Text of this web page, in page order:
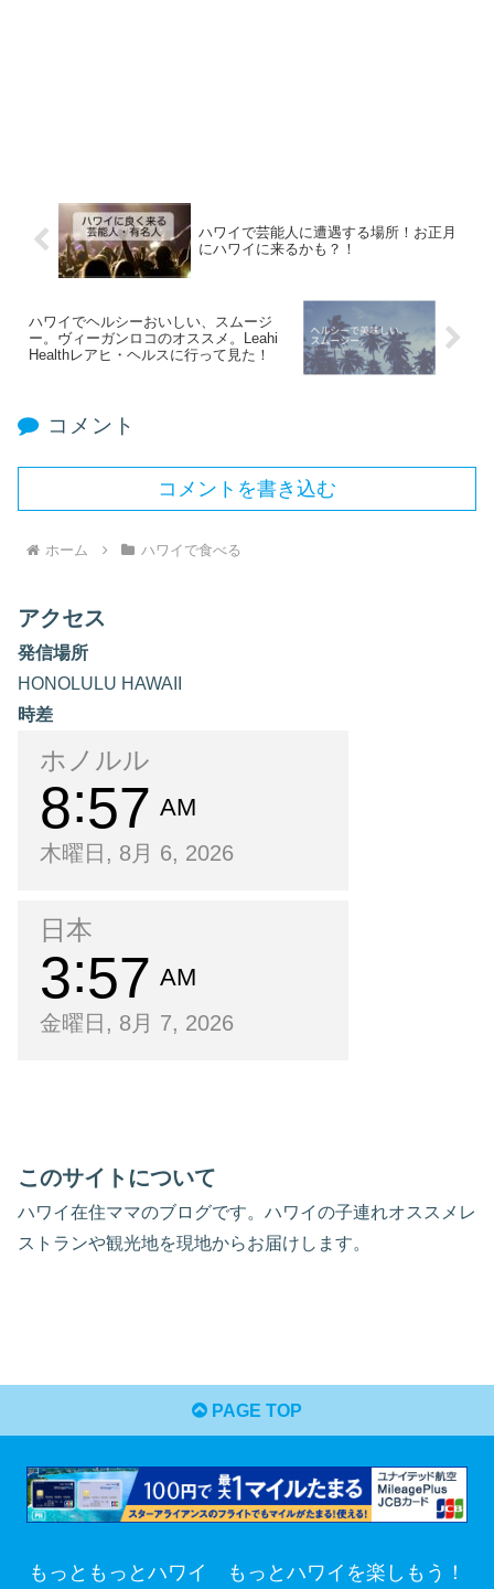
ハワイで芸能人に遭遇する場所！お正月
にハワイに来るかも？！
ハワイでヘルシーおいしい、スムージ
ー。ヴィーガンロコのオススメ。Leahi
Healthレアヒ・ヘルスに行って見た！
コメント
コメントを書き込む
ホーム ハワイで食べる
アクセス
発信場所
HONOLULU HAWAII
時差
ホノルル
8 57 AM
木曜日, 8月 6, 2026
日本
3 57 AM
金曜日, 8月 7, 2026
このサイトについて
ハワイ在住ママのブログです。ハワイの子連れオススメレ
ストランや観光地を現地からお届けします。
PAGE TOP
もっともっとハワイ もっとハワイを楽しもう！